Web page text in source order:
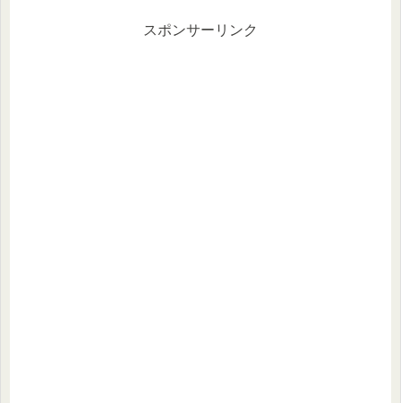
スポンサーリンク